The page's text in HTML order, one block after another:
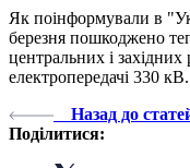
Як поінформували в
березня пошкоджено
центральних і західних
електропередачі 330 кВ.
Назад до
Поділитися: